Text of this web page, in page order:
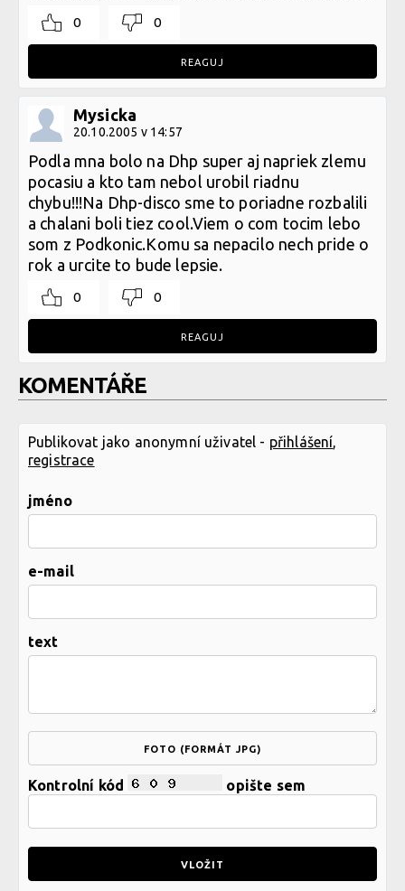
0 0
REAGUJ
Mysicka
20.10.2005 v 14:57
Podla mna bolo na Dhp super aj napriek zlemu
pocasiu a kto tam nebol urobil riadnu
chybu!!!Na Dhp-disco sme to poriadne rozbalili
a chalani boli tiez cool.Viem o com tocim lebo
som z Podkonic.Komu sa nepacilo nech pride o
rok a urcite to bude lepsie.
0 0
REAGUJ
KOMENTÁŘE
Publikovat jako anonymní uživatel - přihlášení,
registrace
jméno
e-mail
text
FOTO (FORMÁT JPG)
Kontrolní kód opište sem